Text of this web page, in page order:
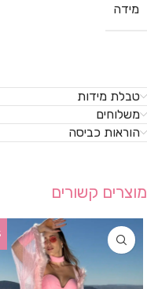
מידה
טבלת מידות
משלוחים
הוראות כביסה
מוצרים קשורים